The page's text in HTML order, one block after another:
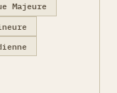
Majeure